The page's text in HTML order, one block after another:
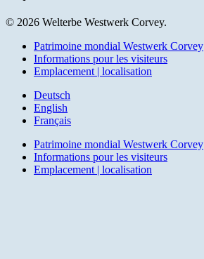
© 2026 Welterbe Westwerk Corvey.
Close
Menu
Patrimoine mondial Westwerk Corvey
Informations pour les visiteurs
Emplacement | localisation
Deutsch
English
Français
Patrimoine mondial Westwerk Corvey
Informations pour les visiteurs
Emplacement | localisation